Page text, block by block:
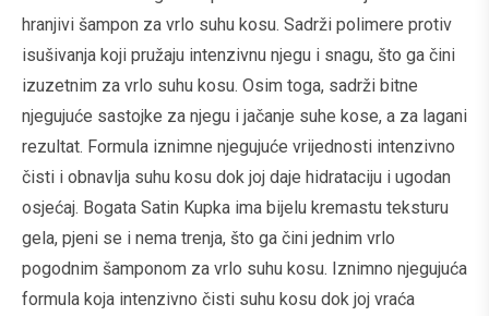
hranjivi šampon za vrlo suhu kosu. Sadrži polimere protiv
isušivanja koji pružaju intenzivnu njegu i snagu, što ga čini
izuzetnim za vrlo suhu kosu. Osim toga, sadrži bitne
njegujuće sastojke za njegu i jačanje suhe kose, a za lagani
rezultat. Formula iznimne njegujuće vrijednosti intenzivno
čisti i obnavlja suhu kosu dok joj daje hidrataciju i ugodan
osjećaj. Bogata Satin Kupka ima bijelu kremastu teksturu
gela, pjeni se i nema trenja, što ga čini jednim vrlo
pogodnim šamponom za vrlo suhu kosu. Iznimno njegujuća
formula koja intenzivno čisti suhu kosu dok joj vraća